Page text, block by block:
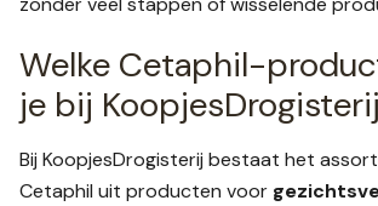
Welke Cetaphil-
je bij
Bij KoopjesDrogisterij bestaat het
Cetaphil uit producten voor